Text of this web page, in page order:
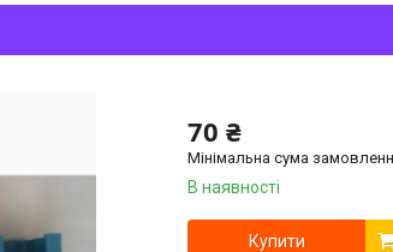
70 ₴
Мінімальна сума
В наявності
Купити